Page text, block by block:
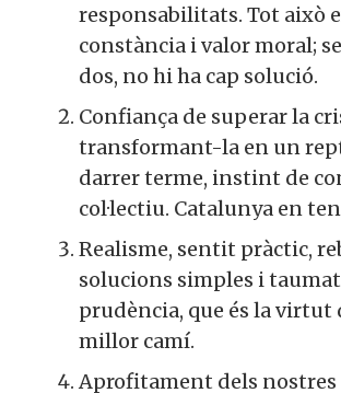
responsabilitats. Tot això
constància i valor moral;
dos, no hi ha cap solució.
Confiança de superar la
transformant-la en un
darrer terme, instint de
col·lectiu. Catalunya en
Realisme, sentit pràctic,
solucions simples i
prudència, que és la virtut
millor camí.
Aprofitament dels nostres